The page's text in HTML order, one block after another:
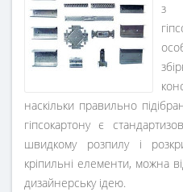
з
наскільки правильно
гіпсокартону є
швидкому розпилу і
кріпильні елементи, можна
дизайнерську ідею.